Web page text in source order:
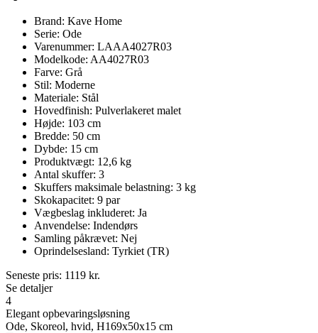
Brand: Kave Home
Serie: Ode
Varenummer: LAAA4027R03
Modelkode: AA4027R03
Farve: Grå
Stil: Moderne
Materiale: Stål
Hovedfinish: Pulverlakeret malet
Højde: 103 cm
Bredde: 50 cm
Dybde: 15 cm
Produktvægt: 12,6 kg
Antal skuffer: 3
Skuffers maksimale belastning: 3 kg
Skokapacitet: 9 par
Vægbeslag inkluderet: Ja
Anvendelse: Indendørs
Samling påkrævet: Nej
Oprindelsesland: Tyrkiet (TR)
Seneste pris: 1119 kr.
Se detaljer
4
Elegant opbevaringsløsning
Ode, Skoreol, hvid, H169x50x15 cm